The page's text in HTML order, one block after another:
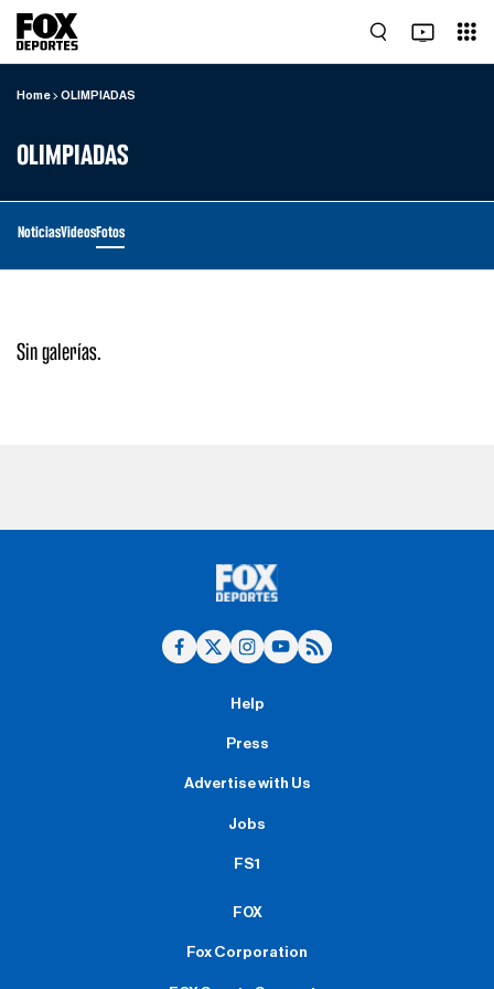
Home OLIMPIADAS
OLIMPIADAS
NoticiasVideosFotos
Sin galerías.
Help
Press
Advertise with Us
Jobs
FS1
FOX
Fox Corporation